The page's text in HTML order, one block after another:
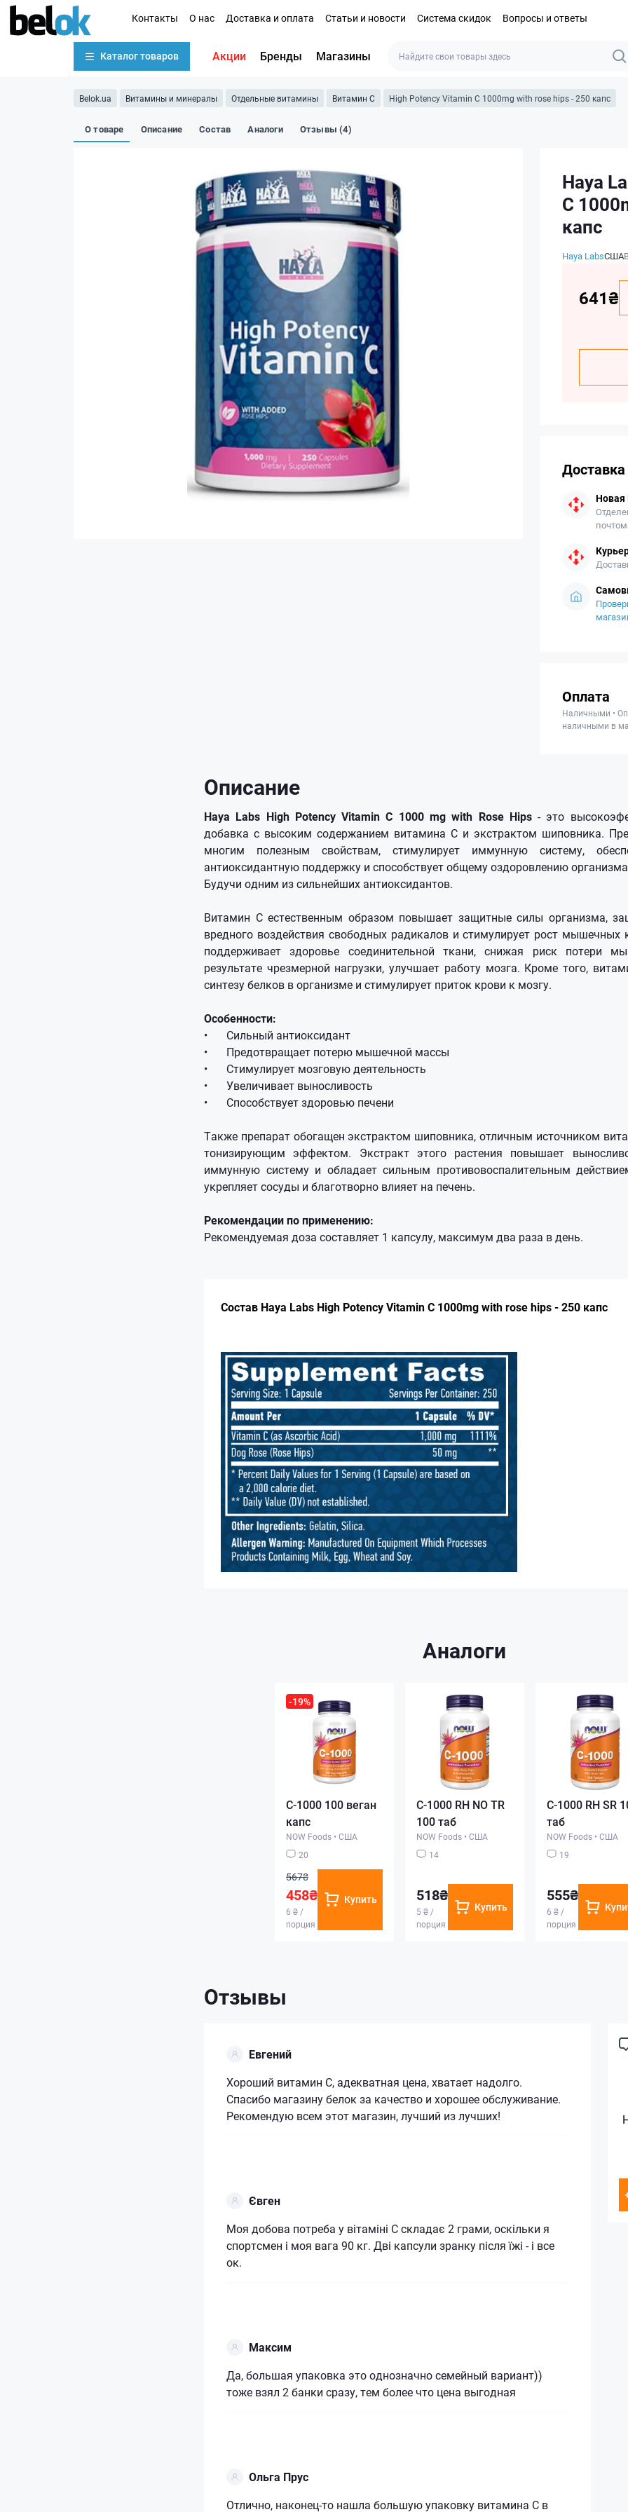
Контакты О нас Доставка и оплата Статьи и новости Система скидок Вопросы и ответы
Каталог товаров Акции Бренды Магазины
Belok.ua Витамины и минералы Отдельные витамины Витамин C High Potency Vitamin C 1000mg with rose hips - 250 капс
О товаре Описание Состав Аналоги Отзывы (4)
Haya
C
капс
Haya LabsСША
641₴
Доставка
Новая
Оплата
Наличными •
наличными в
Описание
Haya Labs High Potency Vitamin C 1000 mg with Rose Hips- это
добавка с высоким содержанием витамина С и экстрактом шиповника.
многим полезным свойствам, стимулирует иммунную систему,
антиоксидантную поддержку и способствует общему оздоровлению
Будучи одним из сильнейших антиоксидантов.
Витамин С естественным образом повышает защитные силы организма,
вредного воздействия свободных радикалов и стимулирует рост мышечных
поддерживает здоровье соединительной ткани, снижая риск потери
результате чрезмерной нагрузки, улучшает работу мозга. Кроме того,
синтезу белков в организме и стимулирует приток крови к мозгу.
Особенности:
•
Сильный антиоксидант
•
Предотвращает потерю мышечной массы
•
Стимулирует мозговую деятельность
•
Увеличивает выносливость
•
Способствует здоровью печени
Также препарат обогащен экстрактом шиповника, отличным источником
тонизирующим эффектом. Экстракт этого растения повышает
иммунную систему и обладает сильным противовоспалительным
укрепляет сосуды и благотворно влияет на печень.
Рекомендации по применению:
Рекомендуемая доза составляет 1 капсулу, максимум два раза в день.
Состав Haya Labs High Potency Vitamin C 1000mg with rose hips - 250 капс
Аналоги
-19%
C-1000 100 веган
капс
NOW Foods • США
20
567₴
458₴
6 ₴ /
порция
Купить
C-1000 RH NO TR
100 таб
NOW Foods • США
14
518₴
5 ₴ /
порция
Купить
C-1000 RH SR
таб
NOW Foods • США
19
555₴
6 ₴ /
порция
Отзывы
Евгений
Хороший витамин С, адекватная цена, хватает надолго.
Спасибо магазину белок за качество и хорошее обслуживание.
Рекомендую всем этот магазин, лучший из лучших!
Євген
Моя добова потреба у вітаміні С складає 2 грами, оскільки я
спортсмен і моя вага 90 кг. Дві капсули зранку після їжі - і все
ок.
Максим
Да, большая упаковка это однозначно семейный вариант))
тоже взял 2 банки сразу, тем более что цена выгодная
Ольга Прус
Отлично, наконец-то нашла большую упаковку витамина С в